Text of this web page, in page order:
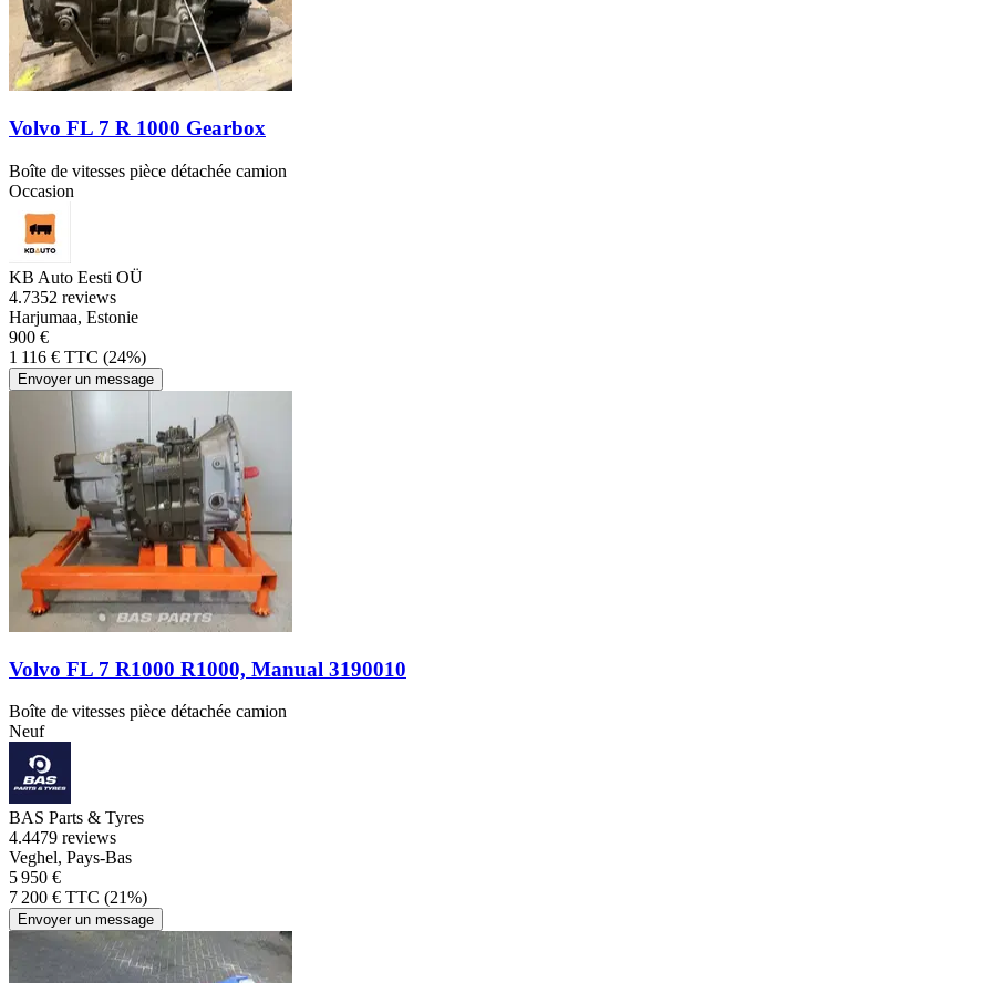
Volvo FL 7 R 1000 Gearbox
Boîte de vitesses pièce détachée camion
Occasion
KB Auto Eesti OÜ
4.7352 reviews
Harjumaa, Estonie
900 €
1 116 € TTC (24%)
Envoyer un message
Volvo FL 7 R1000 R1000, Manual 3190010
Boîte de vitesses pièce détachée camion
Neuf
BAS Parts & Tyres
4.4479 reviews
Veghel, Pays-Bas
5 950 €
7 200 € TTC (21%)
Envoyer un message